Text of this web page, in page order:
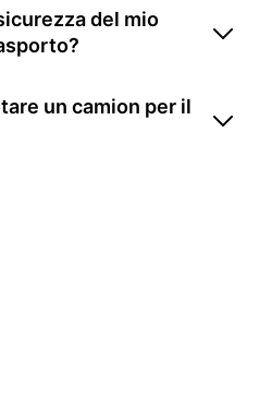
del mio
un camion per il